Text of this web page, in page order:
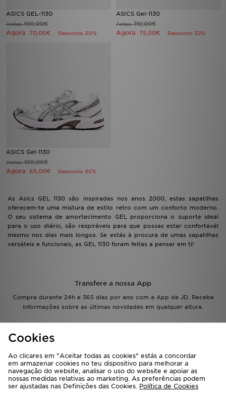
ASICS GEL-1130
Antes100,00€
Agora 70,00€ Desconto 30%
ASICS Gel-1130
Antes110,00€
Agora 75,00€ Desconto 32%
ASICS Gel-1130
Antes100,00€
Agora 65,00€ Desconto 35%
As Asics GEL 1130 são inspiradas nos anos 2000, estas sapatilhas
oferecem-te uma mistura de estilo retro com um conforto moderno.
O seu sistema de amortecimento GEL proporciona o suporte ideal
para o uso diário, são respiráveis para que possas estar confortavél
mesmo nos dias mais longos. Se estás à procura de umas sapatilhas
versáteis e funcionais, as GEL 1130 foram feitas a pensar em ti!
Transfere a nossa App
Compra durante 24h e 365 dias por ano com a App da JD. Recebe
informações sobre as últimas novidades em qualquer altura.
Inscreva-te na Newsletter
Cookies
Ao clicares em "Aceitar todas as cookies" estás a concordar
em armazenar cookies no teu dispositivo para melhorar a
navegação do website, analisar o uso do website e apoiar as
nossas medidas relativas ao marketing. As preferências podem
ser ajustadas nas Definições das Cookies. Política de Cookies